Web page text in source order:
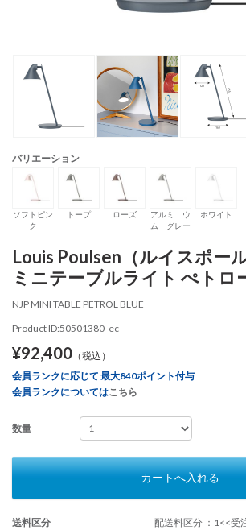
バリエーション
ソフトピン
ク
トープ ローズ
アルミニウ
ム グレー
ホワイト
Louis Poulsen（ルイスポー
ミニテーブルライト ぺトロ
NJP MINI TABLE PETROL BLUE
Product ID:50501380_ec
¥92,400 （税込）
会員ランクに応じて 最大840ポイント付与
会員ランクについてはこちら
数量
カートへ入れる
送料区分
配送料区分 ：1<<受